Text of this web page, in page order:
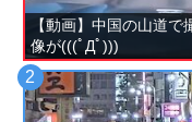
【動画】中国の山道で
像が(((ﾟДﾟ)))